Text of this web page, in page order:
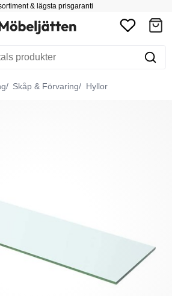
& lägsta prisgaranti
Skåp & Förvaring Hyllor